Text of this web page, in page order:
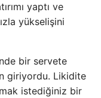
yaptı ve
yükselişini
bir servete
giriyordu. Likidite
istediğiniz bir